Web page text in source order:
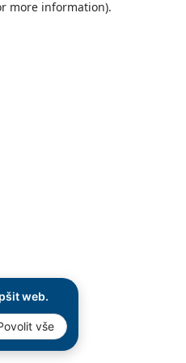
web.
vše
more information).